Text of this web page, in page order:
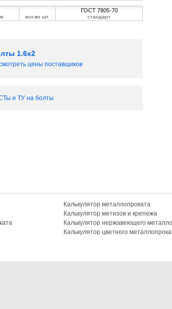
кг кол-во шт.
ГОСТ 7805-70
стандарт
1.6х2
цены поставщиков
и ТУ на болты
Калькулятор металлопроката
Калькулятор метизов и крепежа
Калькулятор нержавеющего
Калькулятор цветного